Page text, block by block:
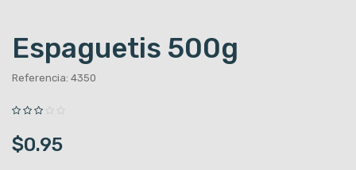
Espaguetis 500g
Referencia: 4350
$0.95